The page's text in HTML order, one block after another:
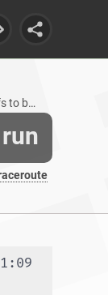
run
1 subdomain